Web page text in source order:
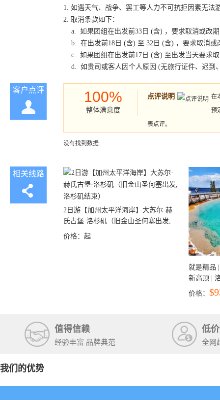
1. 如遇天气、战争、罢工等人力不可抗拒因素无
2. 取消条款如下：
a. 如果团组在出发前33日 (含) ，要求取消或改
b. 在出发前18日 (含) 至 32日 (含) ，要求取消或
c. 如果团组在出发前17日 (含) 至出发当天要求
d. 如贵司或客人因个人原因 (无旅行证件、迟到
客户点评 100%
整体满意度
点评说明
在
预
表点评。
没有找到数据.
相关线路
2日游【加州太平洋海岸】大苏尔·赫
氏古堡·洛杉矶（旧金山圣何塞出发,
洛杉矶结束）
价格： 起
就是精品
新高顶 |
彩穴+马
价格：
值得信赖
经验丰富 品牌典范
低
全网
我们的优势